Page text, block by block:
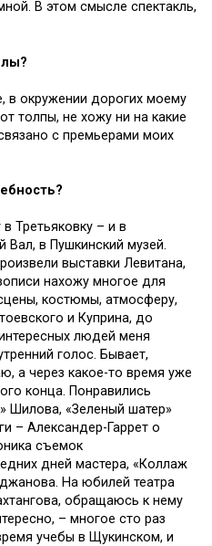
В этом смысле спектакль,
в окружении дорогих моему
толпы, не хожу ни на какие
с премьерами моих
Третьяковку – и в
Вал, в Пушкинский музей.
выставки Левитана,
нахожу многое для
костюмы, атмосферу,
и Куприна, до
людей меня
голос. Бывает,
а через какое-то время уже
конца. Понравились
Шилова, «Зеленый шатер»
– Александер-Гаррет о
съемок
дней мастера, «Коллаж
На юбилей театра
обращаюсь к нему
– многое сто раз
учебы в Щукинском, и